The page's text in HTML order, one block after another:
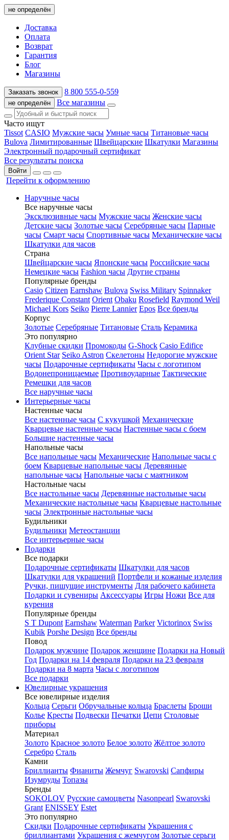
не определён
Доставка
Оплата
Возврат
Гарантия
Блог
Магазины
Заказать звонок 8 800 555-0-559
не определён Все магазины
Часто ищут
Tissot CASIO Мужские часы Умные часы Титановые часы
Bulova Лимитированные Швейцарские Шкатулки Магазины
Электронный подарочный сертификат
Все результаты поиска
Войти
Перейти к оформлению
Наручные часы
Все наручные часы
Эксклюзивные часы Мужские часы Женские часы
Детские часы Золотые часы Серебряные часы Парные
часы Смарт часы Спортивные часы Механические часы
Шкатулки для часов
Страна
Швейцарские часы Японские часы Российские часы
Немецкие часы Fashion часы Другие страны
Популярные бренды
Casio Citizen Earnshaw Bulova Swiss Military Spinnaker
Frederique Constant Orient Obaku Rosefield Raymond Weil
Michael Kors Seiko Pierre Lannier Epos Все бренды
Корпус
Золотые Серебряные Титановые Сталь Керамика
Это популярно
Клубные скидки Промокоды G-Shock Casio Edifice
Orient Star Seiko Astron Скелетоны Недорогие мужские
часы Подарочные сертификаты Часы с логотипом
Водонепроницаемые Противоударные Тактические
Ремешки для часов
Все наручные часы
Интерьерные часы
Настенные часы
Все настенные часы С кукушкой Механические
Кварцевые настенные часы Настенные часы с боем
Большие настенные часы
Напольные часы
Все напольные часы Механические Напольные часы с
боем Кварцевые напольные часы Деревянные
напольные часы Напольные часы с маятником
Настольные часы
Все настольные часы Деревянные настольные часы
Механические настольные часы Кварцевые настольные
часы Электронные настольные часы
Будильники
Будильники Метеостанции
Все интерьерные часы
Подарки
Все подарки
Подарочные сертификаты Шкатулки для часов
Шкатулки для украшений Портфели и кожаные изделия
Ручки, пишущие инструменты Для рабочего кабинета
Подарки и сувениры Аксессуары Игры Ножи Все для
курения
Популярные бренды
S T Dupont Earnshaw Waterman Parker Victorinox Swiss
Kubik Porshe Design Все бренды
Повод
Подарок мужчине Подарок женщине Подарки на Новый
Год Подарки на 14 февраля Подарки на 23 февраля
Подарки на 8 марта Часы с логотипом
Все подарки
Ювелирные украшения
Все ювелирные изделия
Кольца Серьги Обручальные кольца Браслеты Броши
Колье Кресты Подвески Печатки Цепи Столовые
приборы
Материал
Золото Красное золото Белое золото Жёлтое золото
Серебро Сталь
Камни
Бриллианты Фианиты Жемчуг Swarovski Сапфиры
Изумруды Топазы
Бренды
SOKOLOV Русские самоцветы Nasonpearl Swarovski
Grant ENISSEY Estet
Это популярно
Скидки Подарочные сертификаты Украшения с
бриллиантами Украшения с жемчугом Золотые серьги